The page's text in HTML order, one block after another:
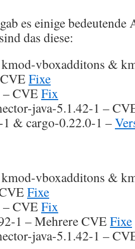
es einige
das diese:
vboxadditons &
Fixe
CVE Fix
java-5.1.42-1 –
& cargo-0.22.0-1 –
vboxadditons &
Fixe
CVE Fix
1 – Mehrere CVE Fixe
java-5.1.42-1 –